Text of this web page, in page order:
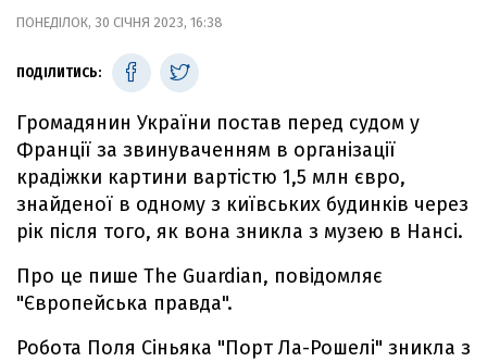
ПОНЕДІЛОК, 30 СІЧНЯ 2023, 16:38
ПОДІЛИТИСЬ:
Громадянин України постав перед судом у
Франції за звинуваченням в організації
крадіжки картини вартістю 1,5 млн євро,
знайденої в одному з київських будинків через
рік після того, як вона зникла з музею в Нансі.
Про це пише The Guardian, повідомляє
"Європейська правда".
Робота Поля Сіньяка "Порт Ла-Рошелі" зникла з